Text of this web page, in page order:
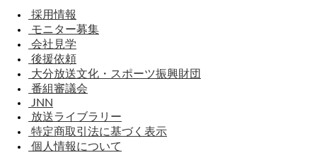
採用情報
モニター募集
会社見学
後援依頼
大分放送文化・スポーツ振興財団
番組審議会
JNN
放送ライブラリー
特定商取引法に基づく表示
個人情報について